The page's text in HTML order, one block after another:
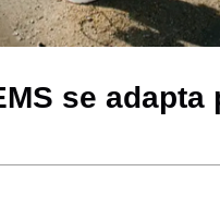
se